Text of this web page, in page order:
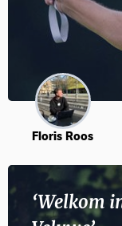
Floris Roos
‘Welkom